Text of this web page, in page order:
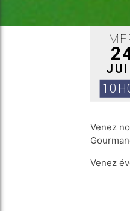
Venez
Venez